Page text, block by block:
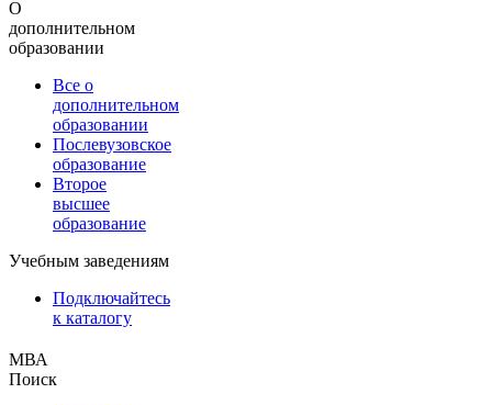
О
дополнительном
образовании
Все о
дополнительном
образовании
Послевузовское
образование
Второе
высшее
образование
Учебным заведениям
Подключайтесь
к каталогу
МВА
Поиск